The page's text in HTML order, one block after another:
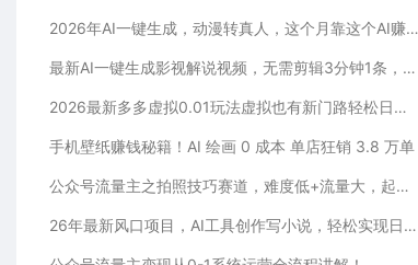
2026年AI一键生成，动漫转真人，这个月靠这个AI赚了2W+
最新AI一键生成影视解说视频，无需剪辑3分钟1条，条条爆款，多平台变现日入2000+
2026最新多多虚拟0.01玩法虚拟也有新门路轻松日入2500!
手机壁纸赚钱秘籍！AI 绘画 0 成本 单店狂销 3.8 万单
公众号流量主之拍照技巧赛道，难度低+流量大，起号第一篇就爆了10w阅读！
26年最新风口项目，AI工具创作写小说，轻松实现日入1000+